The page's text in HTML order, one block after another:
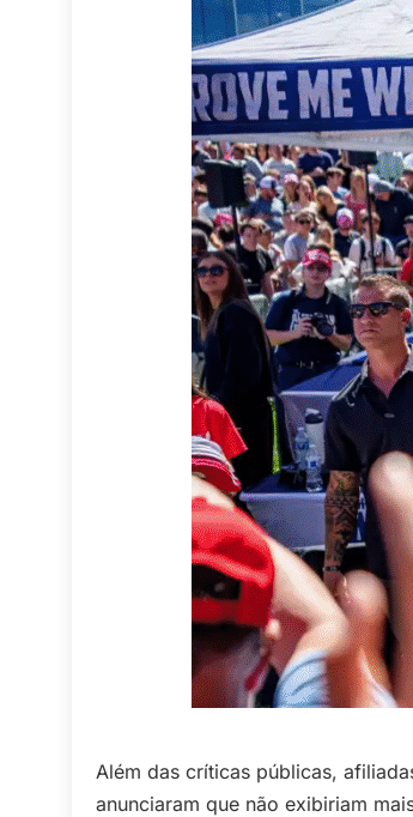
Além das críticas públicas,
anunciaram que não exibiriam